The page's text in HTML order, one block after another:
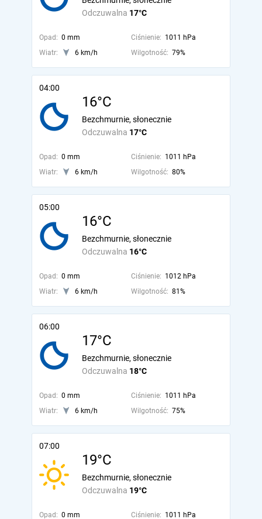
Odczuwalna 17°C
Opad: 0 mm Ciśnienie: 1011 hPa
Wiatr:
6 km/h Wilgotność: 79%
04:00
16°C
Odczuwalna 17°C
Bezchmurnie, słonecznie
Opad: 0 mm Ciśnienie: 1011 hPa
Wiatr:
6 km/h Wilgotność: 80%
05:00
16°C
Odczuwalna 16°C
Bezchmurnie, słonecznie
Opad: 0 mm Ciśnienie: 1012 hPa
Wiatr:
6 km/h Wilgotność: 81%
06:00
17°C
Odczuwalna 18°C
Bezchmurnie, słonecznie
Opad: 0 mm Ciśnienie: 1011 hPa
Wiatr:
6 km/h Wilgotność: 75%
07:00
19°C
Odczuwalna 19°C
Bezchmurnie, słonecznie
Opad: 0 mm Ciśnienie: 1011 hPa